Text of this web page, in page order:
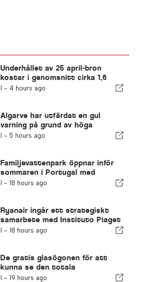
Underhållet av 25 april-bron
kostar i genomsnitt cirka 1,6
miljoner euro per år
I - 4 hours ago
Algarve har utfärdat en gul
varning på grund av höga
temperaturer
I - 5 hours ago
Familjevattenpark öppnar inför
sommaren i Portugal med
biljetter för 2 euro
I - 18 hours ago
Ryanair ingår ett strategiskt
samarbete med Instituto Piaget
de Viseu för utbildning inom
I - 18 hours ago
De gratis glasögonen för att
kunna se den totala
solförmörkelsen i Portugal har
I - 19 hours ago